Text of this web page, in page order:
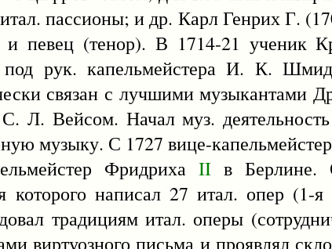
пассионы; и др. Карл Генрих Г.
и певец (тенор). В 1714-21 ученик
под рук. капельмейстера И. К.
связан с лучшими музыкантами
Вейсом. Начал муз. деятельность
музыку. С 1727 вице-
Фридриха II в Берлине.
которого написал 27 итал. опер
традициям итал. оперы
виртуозного письма и проявлял